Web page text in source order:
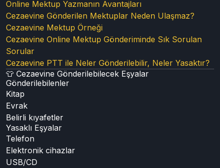
Online Mektup Yazmanın Avantajları
Cezaevine Gönderilen Mektuplar Neden Ulaşmaz?
Cezaevine Mektup Örneği
Cezaevine Online Mektup Gönderiminde Sık Sorulan
Sorular
Cezaevine PTT ile Neler Gönderilebilir, Neler Yasaktır?
👕 Cezaevine Gönderilebilecek Eşyalar
Gönderilebilenler
Kitap
Evrak
Belirli kıyafetler
Yasaklı Eşyalar
Telefon
Elektronik cihazlar
USB/CD